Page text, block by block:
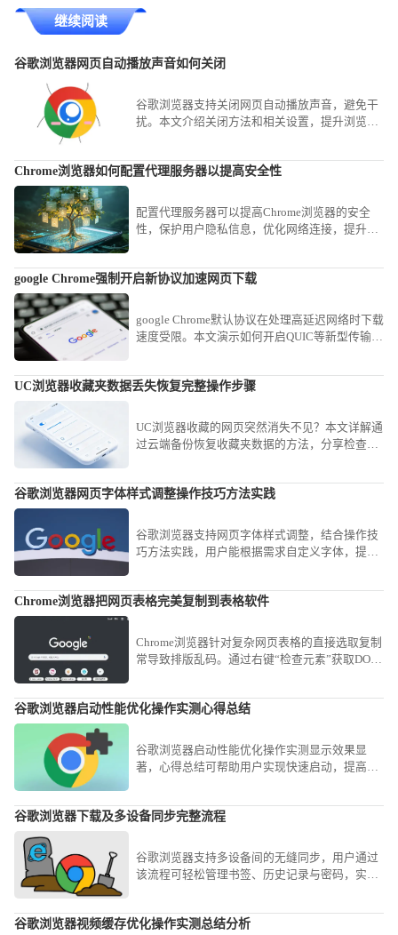
继续阅读
谷歌浏览器网页自动播放声音如何关闭
谷歌浏览器支持关闭网页自动播放声音，避免干
扰。本文介绍关闭方法和相关设置，提升浏览环
Chrome浏览器如何配置代理服务器以提高安全性
配置代理服务器可以提高Chrome浏览器的安全
性，保护用户隐私信息，优化网络连接，提升网
google Chrome强制开启新协议加速网页下载
google Chrome默认协议在处理高延迟网络时下载
速度受限。本文演示如何开启QUIC等新型传输协
率。
UC浏览器收藏夹数据丢失恢复完整操作步骤
UC浏览器收藏的网页突然消失不见？本文详解通
过云端备份恢复收藏夹数据的方法，分享检查缓
谷歌浏览器网页字体样式调整操作技巧方法实践
谷歌浏览器支持网页字体样式调整，结合操作技
巧方法实践，用户能根据需求自定义字体，提高
Chrome浏览器把网页表格完美复制到表格软件
Chrome浏览器针对复杂网页表格的直接选取复制
常导致排版乱码。通过右键“检查元素”获取DOM
移。
谷歌浏览器启动性能优化操作实测心得总结
谷歌浏览器启动性能优化操作实测显示效果显
著，心得总结可帮助用户实现快速启动，提高浏
谷歌浏览器下载及多设备同步完整流程
谷歌浏览器支持多设备间的无缝同步，用户通过
该流程可轻松管理书签、历史记录与密码，实现
谷歌浏览器视频缓存优化操作实测总结分析